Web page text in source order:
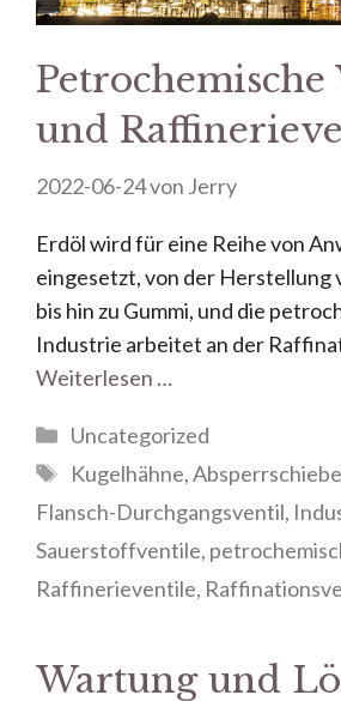
Petrochemische
und
2022-06-24von Jerry
Erdöl wird für eine Reihe von
eingesetzt, von der
bis hin zu Gummi, und die
Industrie arbeitet an der
Weiterlesen …
Uncategorized
Kugelhähne,
Flansch-Durchgangsventil,
Sauerstoffventile,
Raffinerieventile,
Wartung und